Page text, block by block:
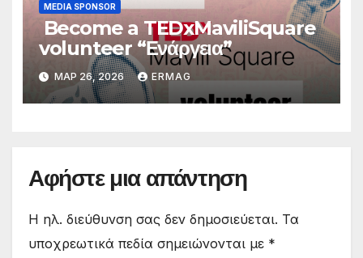
MEDIA SPONSOR
Become a TEDxMaviliSquare
volunteer “Ενάργεια”
ΜΑΡ 26, 2026 ERMAG
Αφήστε μια απάντηση
Η ηλ. διεύθυνση σας δεν δημοσιεύεται. Τα
υποχρεωτικά πεδία σημειώνονται με *